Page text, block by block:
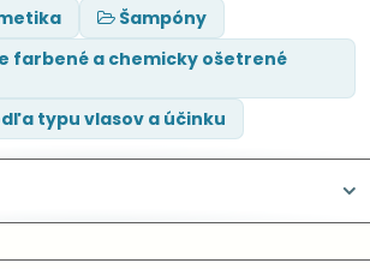
Šampóny
farbené a chemicky ošetrené
typu vlasov a účinku